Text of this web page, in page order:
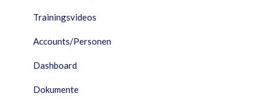
Trainingsvideos
Accounts/Personen
Dashboard
Dokumente